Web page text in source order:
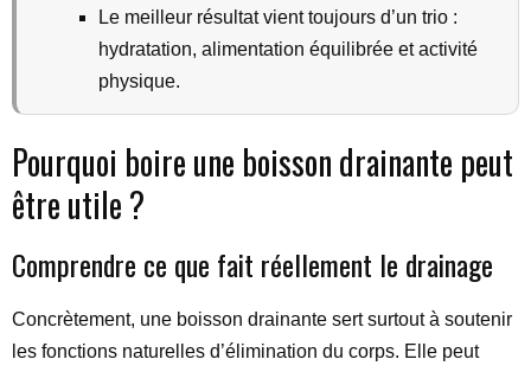
Le meilleur résultat vient toujours d’un trio :
hydratation, alimentation équilibrée et activité
physique.
Pourquoi boire une boisson drainante peut
être utile ?
Comprendre ce que fait réellement le drainage
Concrètement, une boisson drainante sert surtout à soutenir
les fonctions naturelles d’élimination du corps. Elle peut